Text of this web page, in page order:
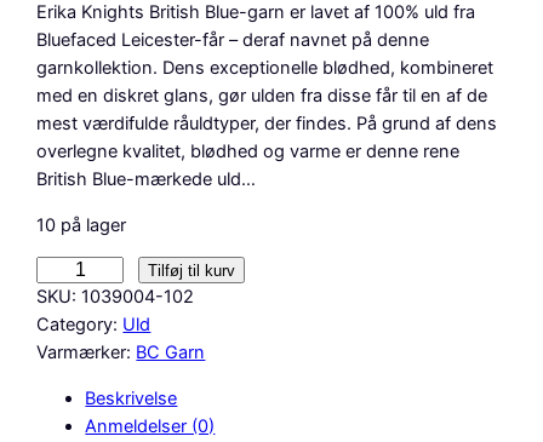
Erika Knights British Blue-garn er lavet af 100% uld fra
Bluefaced Leicester-får – deraf navnet på denne
garnkollektion. Dens exceptionelle blødhed, kombineret
med en diskret glans, gør ulden fra disse får til en af ​​de
mest værdifulde råuldtyper, der findes. På grund af dens
overlegne kvalitet, blødhed og varme er denne rene
British Blue-mærkede uld…
10 på lager
r
i
t
Tilføj til kurv
SKU: 1039004-102
Category: Uld
Varmærker: BC Garn
Beskrivelse
Anmeldelser (0)